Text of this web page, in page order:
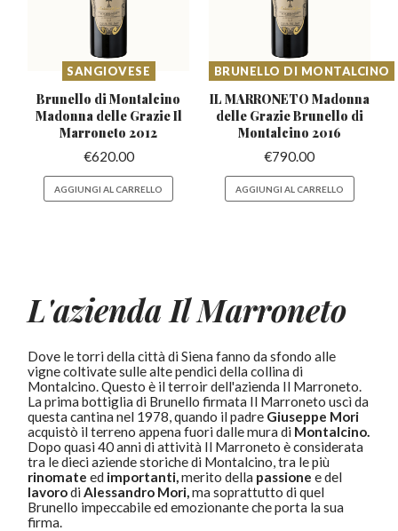
SANGIOVESE
Brunello di Montalcino
Madonna delle Grazie Il
Marroneto 2012
€620.00
AGGIUNGI AL CARRELLO
BRUNELLO DI MONTALCINO
IL MARRONETO Madonna
delle GrazieBrunello di
Montalcino 2016
€790.00
AGGIUNGI AL CARRELLO
L'azienda Il Marroneto
Dove le torri della città di Siena fanno da sfondo alle
vigne coltivate sulle alte pendici della collina di
Montalcino. Questo è il terroir dell'azienda Il Marroneto.
La prima bottiglia di Brunello firmata Il Marroneto uscì da
questa cantina nel 1978, quando il padre Giuseppe Mori
acquistò il terreno appena fuori dalle mura di Montalcino.
Dopo quasi 40 anni di attività Il Marroneto è considerata
tra le dieci aziende storiche di Montalcino, tra le più
rinomate ed importanti,merito della passione e del
lavorodiAlessandro Mori,ma soprattutto di quel
Brunello impeccabile ed emozionante che porta la sua
firma.